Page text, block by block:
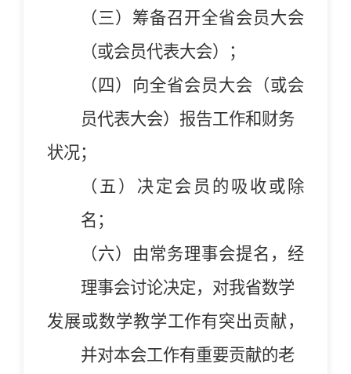
（三）筹备召开全省会员大会
（或会员代表大会）；
（四）向全省会员大会（或会
员代表大会）报告工作和财务
状况；
（五）决定会员的吸收或除
名；
（六） 由常务理事会提名，经
理事会讨论决定，对我省数学
发展或数学教学工作有突出贡献，
并对本会工作有重要贡献的老